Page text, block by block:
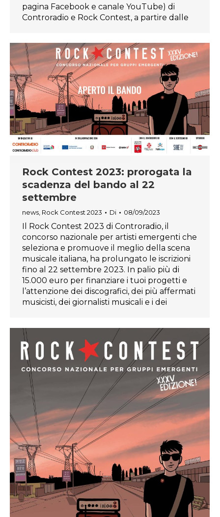
pagina Facebook e canale YouTube) di
Controradio e Rock Contest, a partire dalle
Rock Contest 2023: prorogata la
scadenza del bando al 22
settembre
news Rock Contest 2023 Di 08/09/2023
Il Rock Contest 2023 di Controradio, il
concorso nazionale per artisti emergenti che
seleziona e promuove il meglio della scena
musicale italiana, ha prolungato le iscrizioni
fino al 22 settembre 2023. In palio più di
15.000 euro per finanziare i tuoi progetti e
l’attenzione dei discografici, dei più affermati
musicisti, dei giornalisti musicali e i dei